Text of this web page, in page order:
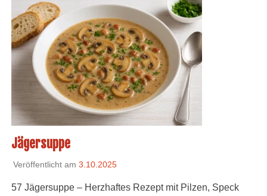
Jägersuppe
Veröffentlicht am 3.10.2025
57 Jägersuppe – Herzhaftes Rezept mit Pilzen, Speck